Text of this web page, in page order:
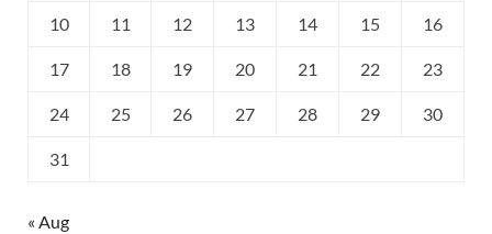
10 11 12 13 14 15 16
17 18 19 20 21 22 23
24 25 26 27 28 29 30
31
« Aug